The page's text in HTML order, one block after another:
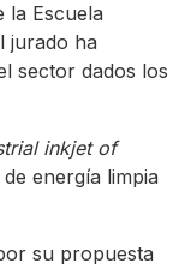
la Escuela
jurado ha
sector dados los
inkjet of
energía limpia
su propuesta